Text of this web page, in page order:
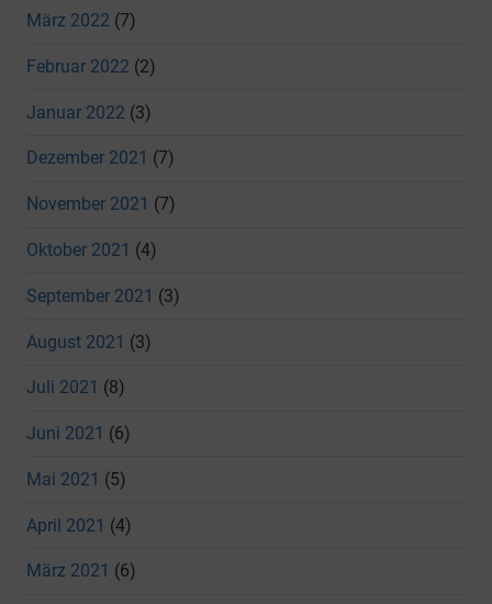
März 2022 (7)
Februar 2022 (2)
Januar 2022 (3)
Dezember 2021 (7)
November 2021 (7)
Oktober 2021 (4)
September 2021 (3)
August 2021 (3)
Juli 2021 (8)
Juni 2021 (6)
Mai 2021 (5)
April 2021 (4)
März 2021 (6)